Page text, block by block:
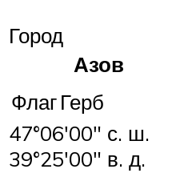
Город
Азов
ФлагГерб
47°06′00″ с. ш.
39°25′00″ в. д.